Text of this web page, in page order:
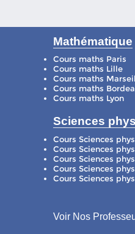
Mathématique
Cours maths Paris
Cours maths Lille
Cours maths
Cours maths
Cours maths Lyon
Sciences
Cours Sciences
Cours Sciences
Cours Sciences
Cours Sciences
Cours Sciences
Voir Nos